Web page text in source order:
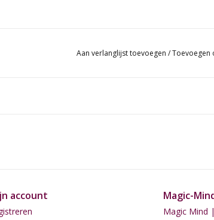
Aan verlanglijst toevoegen /Toevoegen
account Magic-
Magic Mind